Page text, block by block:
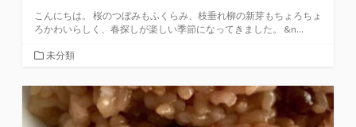
こんにちは。 桜のつぼみもふくらみ、枝垂れ柳の新芽もちょろちょ
ろかわいらしく、春探しが楽しい季節になってきました。 &n...
カ
ゴ
未分類